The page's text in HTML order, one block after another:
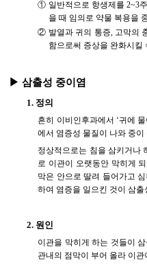
① 일반적으로 항생제를 2~3
을 때 임의로 약물 복용을
② 발열과 귀의 통증, 고막의
함으로써 증상을 완화시킬
▶ 삼출성 중이염
1. 정의
흔히 이비인후과에서 ‘귀에
에서 염증성 물질이 나와 중
정상적으로는 침을 삼키거나
로 이관이 오랫동안 막히게
막은 안으로 딸려 들어가고
하여 염증을 일으킨 것이 삼
2. 원인
이관을 막히게 하는 것들이
관내의 점막이 부어 올라 이